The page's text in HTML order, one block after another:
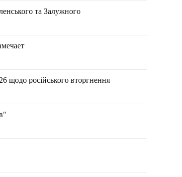
та Залужного
щодо російського вторгнення